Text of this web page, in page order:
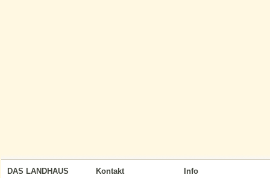
DAS LANDHAUS
Kontakt
Info